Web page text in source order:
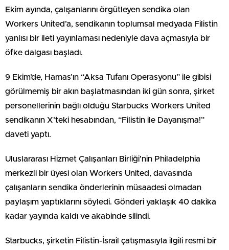
Ekim ayında, çalışanlarını örgütleyen sendika olan
Workers United’a, sendikanın toplumsal medyada Filistin
yanlısı bir ileti yayınlaması nedeniyle dava açmasıyla bir
öfke dalgası başladı.
9 Ekim’de, Hamas’ın “Aksa Tufanı Operasyonu” ile gibisi
görülmemiş bir akın başlatmasından iki gün sonra, şirket
personellerinin bağlı olduğu Starbucks Workers United
sendikanın X’teki hesabından, “Filistin ile Dayanışma!”
daveti yaptı.
Uluslararası Hizmet Çalışanları Birliği’nin Philadelphia
merkezli bir üyesi olan Workers United, davasında
çalışanların sendika önderlerinin müsaadesi olmadan
paylaşım yaptıklarını söyledi. Gönderi yaklaşık 40 dakika
kadar yayında kaldı ve akabinde silindi.
Starbucks, şirketin Filistin-İsrail çatışmasıyla ilgili resmi bir